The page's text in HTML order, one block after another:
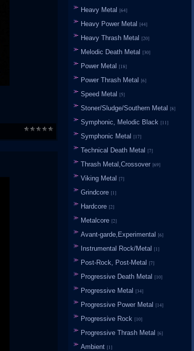
Heavy Metal [64]
Heavy Power Metal [44]
Heavy Thrash Metal [20]
Melodic Death Metal [30]
Power Metal [18]
Power Thrash Metal [6]
Speed Metal [5]
Stoner/Sludge/Southern Metal [8]
Symphonic, Melodic Black [11]
Symphonic Metal [17]
Technical Death Metal [7]
Thrash Metal,Crossover [69]
Viking Metal [7]
Grindcore [1]
Hardcore [2]
Metalcore [2]
Avant-garde,Experimental [6]
Instrumental Rock/Metal [1]
Post-Rock, Post-Metal [7]
Progressive Death Metal [10]
Progressive Metal [34]
Progressive Power Metal [14]
Progressive Rock [10]
Progressive Thrash Metal [6]
Ambient [1]